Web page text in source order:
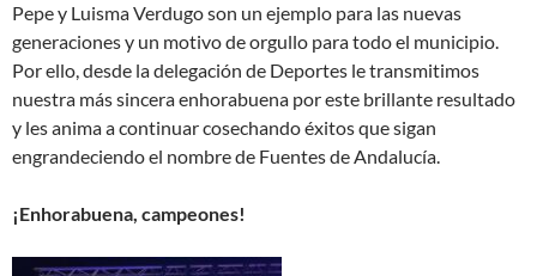
Pepe y Luisma Verdugo son un ejemplo para las nuevas
generaciones y un motivo de orgullo para todo el municipio.
Por ello, desde la delegación de Deportes le transmitimos
nuestra más sincera enhorabuena por este brillante resultado
y les anima a continuar cosechando éxitos que sigan
engrandeciendo el nombre de Fuentes de Andalucía.
¡Enhorabuena, campeones!